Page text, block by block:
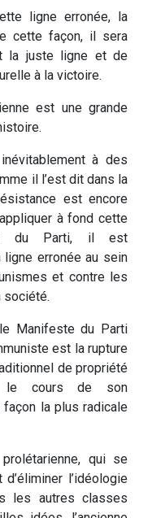
ligne erronée, la
cette façon, il sera
la juste ligne et de
à la victoire.
est une grande
à des
il l’est dit dans la
est encore
à fond cette
du Parti, il est
erronée au sein
et contre les
société.
Manifeste du Parti
est la rupture
de propriété
le cours de son
la plus radicale
qui se
l’idéologie
les autres classes